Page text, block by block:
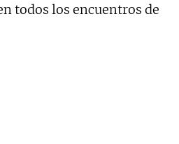
todos los encuentros de